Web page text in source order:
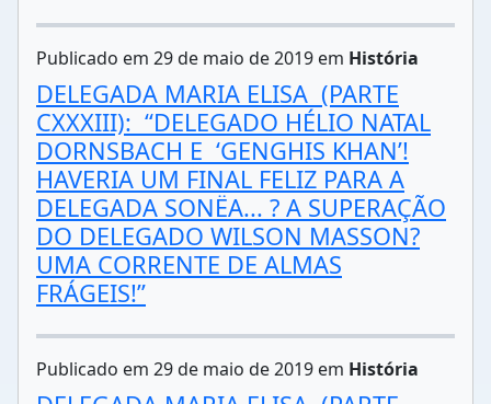
Publicado em 29 de maio de 2019 em História
DELEGADA MARIA ELISA (PARTE
CXXXIII): “DELEGADO HÉLIO NATAL
DORNSBACH E ‘GENGHIS KHAN’!
HAVERIA UM FINAL FELIZ PARA A
DELEGADA SONËA... ? A SUPERAÇÃO
DO DELEGADO WILSON MASSON?
UMA CORRENTE DE ALMAS
FRÁGEIS!”
Publicado em 29 de maio de 2019 em História